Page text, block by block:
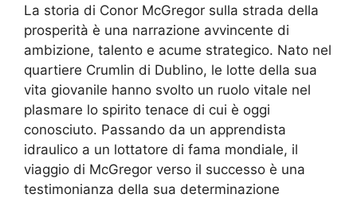
La storia di Conor McGregor sulla strada della
prosperità è una narrazione avvincente di
ambizione, talento e acume strategico. Nato nel
quartiere Crumlin di Dublino, le lotte della sua
vita giovanile hanno svolto un ruolo vitale nel
plasmare lo spirito tenace di cui è oggi
conosciuto. Passando da un apprendista
idraulico a un lottatore di fama mondiale, il
viaggio di McGregor verso il successo è una
testimonianza della sua determinazione